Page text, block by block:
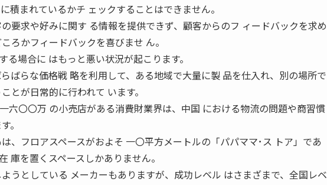
積まれているかチ ェックすることはできません。
要求や好みに関す る情報を提供できず、顧客からのフ ィードバックを求め
ろかフィードバックを喜びませ ん。
る場合に はもっと悪い状況が起こります。
ばらな価格戦 略を利用して、ある地域で大量に製 品を仕入れ、別の場所で
とが日常的に行われて います。
六〇〇万 の小売店がある消費財業界は、中国 における物流の問題や商習慣
。
、フロアスペースがおよそ 一〇平方メートルの「パパママ･ス トア」であ
庫を置くスペースしかありません。
うとしている メーカーもありますが、成功レベル はさまざまで、全国レベ